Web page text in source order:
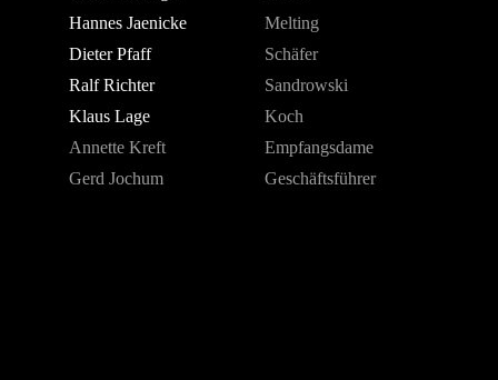
Hannes Jaenicke
Melting
Dieter Pfaff
Schäfer
Ralf Richter
Sandrowski
Klaus Lage
Koch
Annette Kreft
Empfangsdame
Gerd Jochum
Geschäftsführer